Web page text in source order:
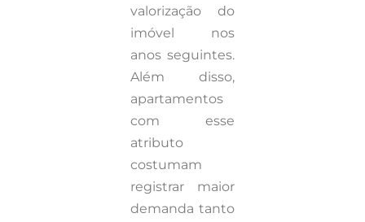
valorização do
imóvel nos
anos seguintes.
Além disso,
apartamentos
com esse
atributo
costumam
registrar maior
demanda tanto